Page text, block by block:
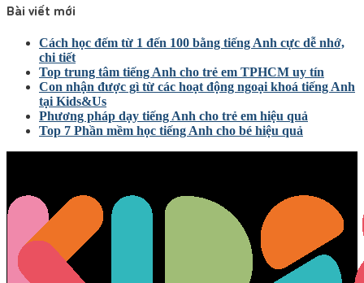
Bài viết mới
Cách học đếm từ 1 đến 100 bằng tiếng Anh cực dễ nhớ,
chi tiết
Top trung tâm tiếng Anh cho trẻ em TPHCM uy tín
Con nhận được gì từ các hoạt động ngoại khoá tiếng Anh
tại Kids&Us
Phương pháp dạy tiếng Anh cho trẻ em hiệu quả
Top 7 Phần mềm học tiếng Anh cho bé hiệu quả